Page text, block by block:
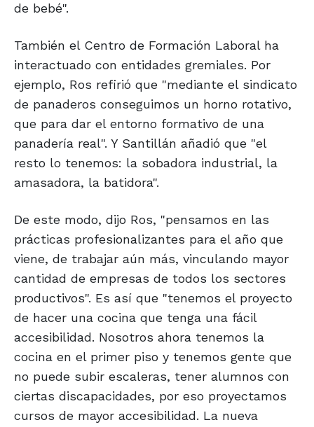
de bebé".
También el Centro de Formación Laboral ha
interactuado con entidades gremiales. Por
ejemplo, Ros refirió que "mediante el sindicato
de panaderos conseguimos un horno rotativo,
que para dar el entorno formativo de una
panadería real". Y Santillán añadió que "el
resto lo tenemos: la sobadora industrial, la
amasadora, la batidora".
De este modo, dijo Ros, "pensamos en las
prácticas profesionalizantes para el año que
viene, de trabajar aún más, vinculando mayor
cantidad de empresas de todos los sectores
productivos". Es así que "tenemos el proyecto
de hacer una cocina que tenga una fácil
accesibilidad. Nosotros ahora tenemos la
cocina en el primer piso y tenemos gente que
no puede subir escaleras, tener alumnos con
ciertas discapacidades, por eso proyectamos
cursos de mayor accesibilidad. La nueva